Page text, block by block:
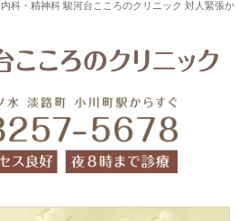
科・精神科 駿河台こころのクリニック 対人緊張か